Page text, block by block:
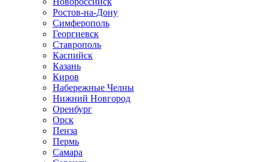
Ростов-на-Дону
Симферополь
Георгиевск
Ставрополь
Каспийск
Казань
Киров
Набережные Челны
Нижний Новгород
Оренбург
Орск
Пенза
Пермь
Самара